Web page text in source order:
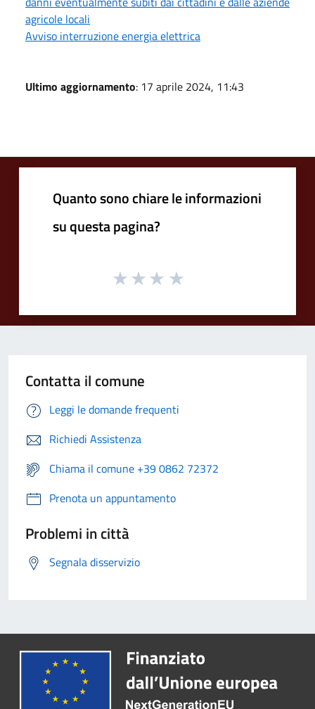
agricole locali
Avviso interruzione energia elettrica
Ultimo aggiornamento: 17 aprile 2024, 11:43
Quanto sono chiare le informazioni
su questa pagina?
Contatta il comune
Leggi le domande frequenti
Richiedi Assistenza
Chiama il comune +39 0862 72372
Prenota un appuntamento
Problemi in città
Segnala disservizio